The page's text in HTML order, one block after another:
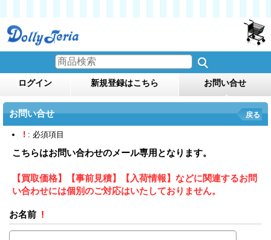
ログイン 新規登録はこちら お問い合せ
お問い合せ 戻る
! : 必須項目
こちらはお問い合わせのメール専用となります。
【買取価格】【事前見積】【入荷情報】などに関連するお問
い合わせには個別のご対応はいたしておりません。
お名前 !